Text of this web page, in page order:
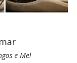
e Mel